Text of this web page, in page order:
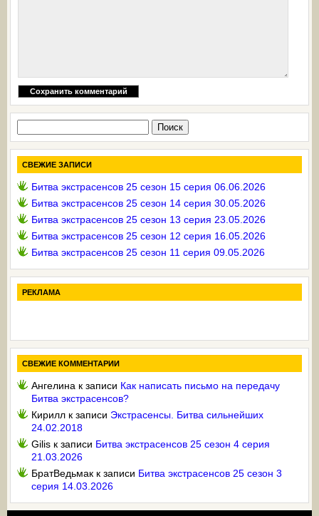
СВЕЖИЕ ЗАПИСИ
Битва экстрасенсов 25 сезон 15 серия 06.06.2026
Битва экстрасенсов 25 сезон 14 серия 30.05.2026
Битва экстрасенсов 25 сезон 13 серия 23.05.2026
Битва экстрасенсов 25 сезон 12 серия 16.05.2026
Битва экстрасенсов 25 сезон 11 серия 09.05.2026
РЕКЛАМА
СВЕЖИЕ КОММЕНТАРИИ
Ангелина к записи Как написать письмо на передачу
Битва экстрасенсов?
Кирилл к записи Экстрасенсы. Битва сильнейших
24.02.2018
Gilis к записи Битва экстрасенсов 25 сезон 4 серия
21.03.2026
БратВедьмак к записи Битва экстрасенсов 25 сезон 3
серия 14.03.2026